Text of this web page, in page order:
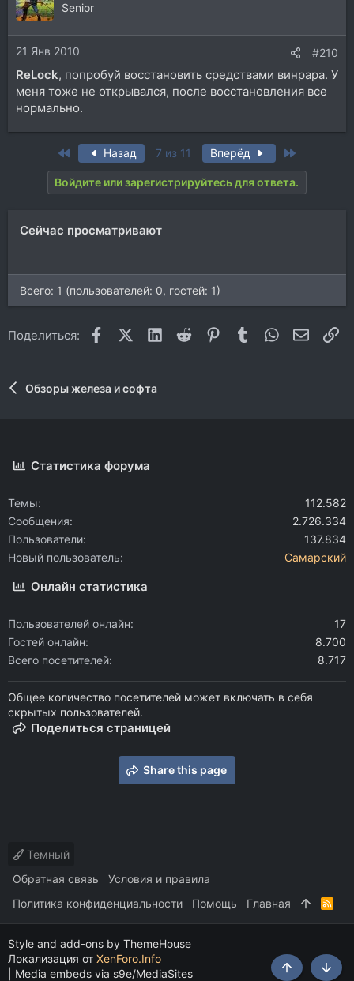
Senior
21 Янв 2010 #210
ReLock, попробуй восстановить средствами винрара. У
меня тоже не открывался, после восстановления все
нормально.
First Назад 7 из 11 Вперёд
Войдите или зарегистрируйтесь для ответа.
Сейчас просматривают
Всего: 1 (пользователей: 0, гостей: 1)
Поделиться: FacebookX (Twitter)
LinkedIn
Reddit Pinterest
Tumblr WhatsApp
Обзоры железа и софта
Статистика форума
Темы
112.582
Сообщения
2.726.334
Пользователи
137.834
Новый пользователь
Самарский
Онлайн статистика
Пользователей онлайн
17
Гостей онлайн
8.700
Всего посетителей
8.717
Общее количество посетителей может включать в себя
скрытых пользователей.
Поделиться страницей
Share this page
Темный
Обратная связь
Условия и правила
Политика конфиденциальности
Помощь Главная
R
S
Style and add-ons by ThemeHouse
Локализация от XenForo.Info
Media embeds via s9e/MediaSites Сверху Снизу